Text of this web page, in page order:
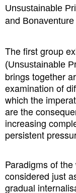
Unsustainable
and
The first group
(Unsustainable
brings together
examination of
which the
are the
increasing
persistent
Paradigms of
considered just
gradual